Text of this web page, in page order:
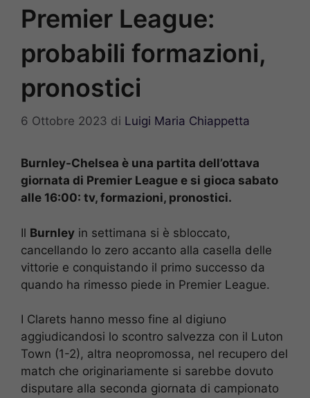
Premier League:
probabili formazioni,
pronostici
6 Ottobre 2023 di Luigi Maria Chiappetta
Burnley-Chelsea è una partita dell’ottava
giornata di Premier League e si gioca sabato
alle 16:00: tv, formazioni, pronostici.
Il Burnley in settimana si è sbloccato,
cancellando lo zero accanto alla casella delle
vittorie e conquistando il primo successo da
quando ha rimesso piede in Premier League.
I Clarets hanno messo fine al digiuno
aggiudicandosi lo scontro salvezza con il Luton
Town (1-2), altra neopromossa, nel recupero del
match che originariamente si sarebbe dovuto
disputare alla seconda giornata di campionato